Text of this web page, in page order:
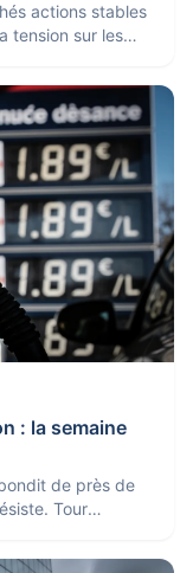
actions stables
tension sur les
: la semaine
de près de
Tour